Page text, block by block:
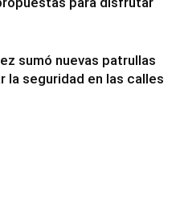
sumó nuevas patrullas
la seguridad en las calles